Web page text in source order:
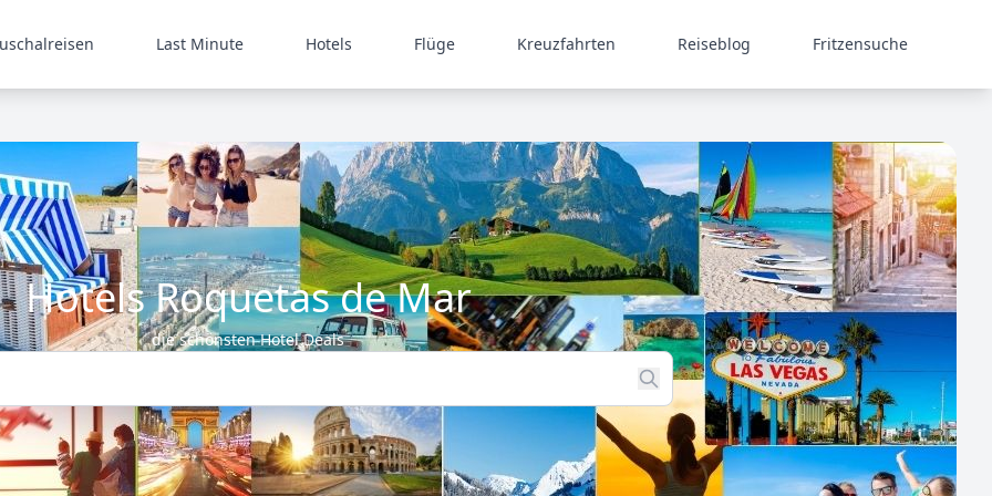
Last Minute Hotels Flüge Kreuzfahrten Reiseblog Fritzensuche
Hotels Roquetas de Mar
die schönsten Hotel Deals